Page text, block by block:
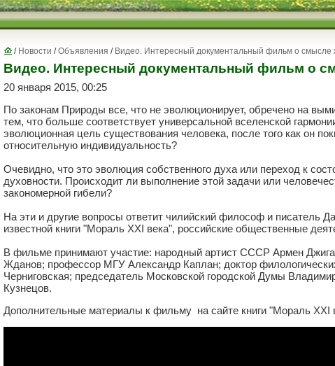
/ Новости /Объявления / Видео. Интересный документальный фильм о смысле
Видео. Интересный документальный фильм о
20 января 2015, 00:25
По законам Природы все, что не эволюционирует, обречено на
тем, что больше соответствует универсальной вселенской
эволюционная цель существования человека, после того как он
относительную индивидуальность?
Очевидно, что это эволюция собственного духа или переход к
духовности. Происходит ли выполнение этой задачи или
закономерной гибели?
На эти и другие вопросы ответит чилийский философ и писатель
известной книги "Мораль XXI века", российские общественные
В фильме принимают участие: народный артист СССР Армен
Жданов; профессор МГУ Александр Каплан; доктор
Черниговская; председатель Московской городской Думы
Кузнецов.
Дополнительные материалы к фильму на сайте книги "Мораль XXI